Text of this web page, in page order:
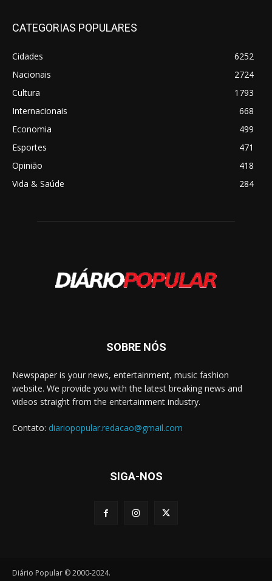
CATEGORIAS POPULARES
Cidades
6252
Nacionais
2724
Cultura
1793
Internacionais
668
Economia
499
Esportes
471
Opinião
418
Vida & Saúde
284
SOBRE NÓS
Newspaper is your news, entertainment, music fashion
website. We provide you with the latest breaking news and
videos straight from the entertainment industry.
Contato: diariopopular.redacao@gmail.com
SIGA-NOS
Diário Popular © 2000-2024.